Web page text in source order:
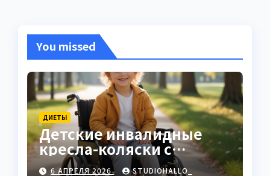
You missed
ДИЕТЫ
Детские инвалидные
кресла-коляски с
ручным приводом
6 АПРЕЛЯ 2026 STUDIOHALLO_